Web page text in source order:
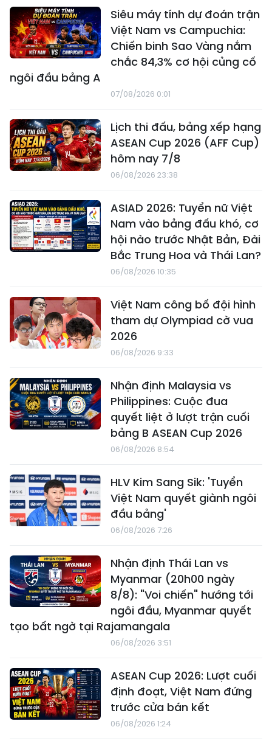
Siêu máy tính dự đoán trận
Việt Nam vs Campuchia:
Chiến binh Sao Vàng nắm
chắc 84,3% cơ hội củng cố
ngôi đầu bảng A
07/08/2026 0:01
Lịch thi đấu, bảng xếp hạng
ASEAN Cup 2026 (AFF Cup)
hôm nay 7/8
06/08/2026 23:38
ASIAD 2026: Tuyển nữ Việt
Nam vào bảng đấu khó, cơ
hội nào trước Nhật Bản, Đài
Bắc Trung Hoa và Thái Lan?
06/08/2026 10:35
Việt Nam công bố đội hình
tham dự Olympiad cờ vua
2026
06/08/2026 9:33
Nhận định Malaysia vs
Philippines: Cuộc đua
quyết liệt ở lượt trận cuối
bảng B ASEAN Cup 2026
06/08/2026 8:54
HLV Kim Sang Sik: 'Tuyển
Việt Nam quyết giành ngôi
đầu bảng'
06/08/2026 7:26
Nhận định Thái Lan vs
Myanmar (20h00 ngày
8/8): "Voi chiến" hướng tới
ngôi đầu, Myanmar quyết
tạo bất ngờ tại Rajamangala
06/08/2026 3:51
ASEAN Cup 2026: Lượt cuối
định đoạt, Việt Nam đứng
trước cửa bán kết
06/08/2026 1:24